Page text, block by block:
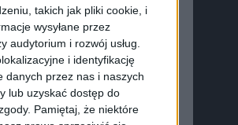
takich jak pliki cookie, i
wysyłane przez
i rozwój usług.
i identyfikację
danych przez nas i naszych
lub uzyskać dostęp do
Pamiętaj, że niektóre